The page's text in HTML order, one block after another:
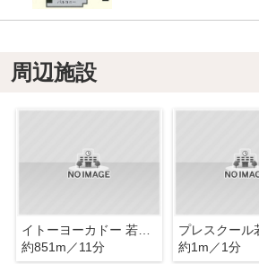
周辺施設
イトーヨーカドー 若葉台店
約851m／11分
約1m／1分